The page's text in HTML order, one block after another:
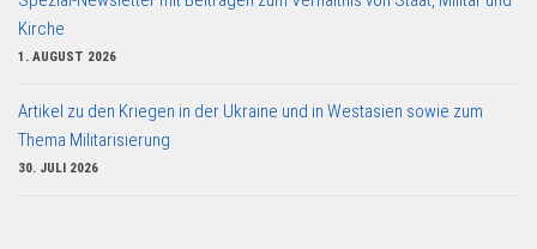
Kirche
1. AUGUST 2026
Artikel zu den Kriegen in der Ukraine und in Westasien sowie zum
Thema Militarisierung
30. JULI 2026